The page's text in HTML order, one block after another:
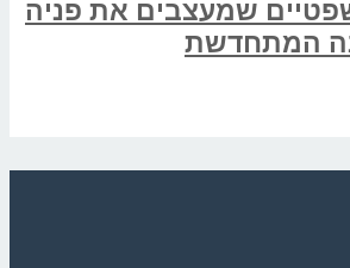
שמעצבים את פניה
המתחדשת